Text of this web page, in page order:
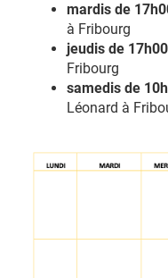
mardis de
à Fribourg
jeudis de
Fribourg
samedis de
Léonard à